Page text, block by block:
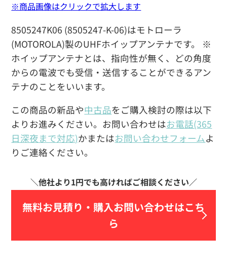
8505247K06 (8505247-K-06)はモトローラ
(MOTOROLA)製のUHFホイップアンテナです。 ※
ホイップアンテナとは、指向性が無く、どの角度
からの電波でも受信・送信することができるアン
テナのことをいいます。
この商品の新品や中古品をご購入検討の際は以下
よりお進みください。お問い合わせはお電話(365
日深夜まで対応)かまたはお問い合わせフォームよ
りご連絡ください。
無料お見積り・ 購入お問い合わせはこち
ら
※商品画像はクリックで拡大します